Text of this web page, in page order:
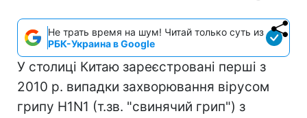
Не трать время на шум! Читай только суть из
РБК-Украина в Google
У столиці Китаю зареєстровані перші з
2010 р. випадки захворювання вірусом
грипу H1N1 (т.зв. "свинячий грип") з